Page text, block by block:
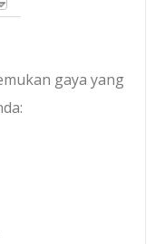
gaya yang